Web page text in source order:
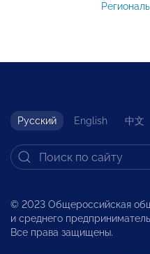
Русский English 中文
© 2023 Общероссийская
и среднего
Все права защищены.